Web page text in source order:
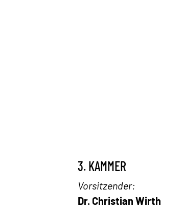
3. KAMMER
Vorsitzender:
Dr. Christian Wirth